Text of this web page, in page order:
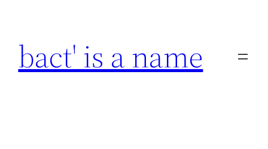
content
bact' is a name